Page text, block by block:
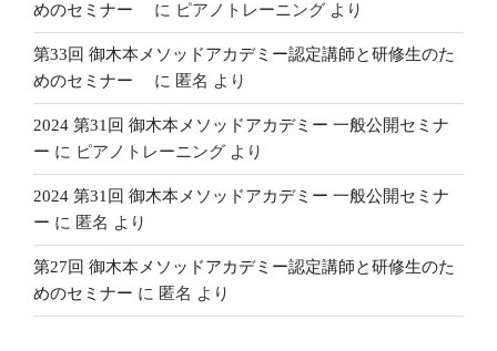
めのセミナー
に ピアノトレーニング より
第33回 御木本メソッドアカデミー認定講師と研修生のた
めのセミナー
に 匿名 より
2024 第31回 御木本メソッドアカデミー 一般公開セミナ
ー に ピアノトレーニング より
2024 第31回 御木本メソッドアカデミー 一般公開セミナ
ー に 匿名 より
第27回 御木本メソッドアカデミー認定講師と研修生のた
めのセミナー に 匿名 より